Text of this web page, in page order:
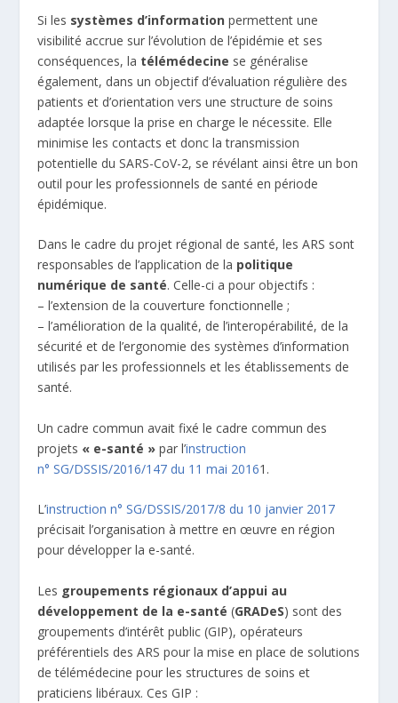
Si les systèmes d’information permettent une
visibilité accrue sur l’évolution de l’épidémie et ses
conséquences, la télémédecine se généralise
également, dans un objectif d’évaluation régulière des
patients et d’orientation vers une structure de soins
adaptée lorsque la prise en charge le nécessite. Elle
minimise les contacts et donc la transmission
potentielle du SARS-CoV-2, se révélant ainsi être un bon
outil pour les professionnels de santé en période
épidémique.
Dans le cadre du projet régional de santé, les ARS sont
responsables de l’application de la politique
numérique de santé. Celle-ci a pour objectifs :
– l’extension de la couverture fonctionnelle ;
– l’amélioration de la qualité, de l’interopérabilité, de la
sécurité et de l’ergonomie des systèmes d’information
utilisés par les professionnels et les établissements de
santé.
Un cadre commun avait fixé le cadre commun des
projets « e-santé » par l’instruction
n° SG/DSSIS/2016/147 du 11 mai 20161 .
L’instruction n° SG/DSSIS/2017/8 du 10 janvier 2017
précisait l’organisation à mettre en œuvre en région
pour développer la e-santé.
Les groupements régionaux d’appui au
développement de la e-santé (GRADeS) sont des
groupements d’intérêt public (GIP), opérateurs
préférentiels des ARS pour la mise en place de solutions
de télémédecine pour les structures de soins et
praticiens libéraux. Ces GIP :